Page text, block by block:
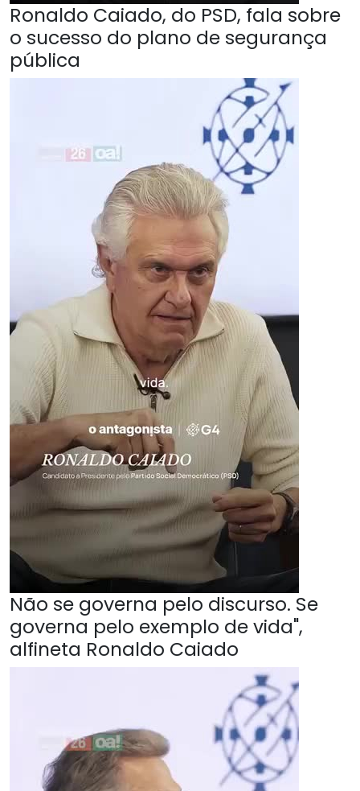
Ronaldo Caiado, do PSD, fala sobre
o sucesso do plano de segurança
pública
Não se governa pelo discurso. Se
governa pelo exemplo de vida",
alfineta Ronaldo Caiado